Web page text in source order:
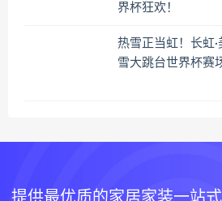
界杯狂欢！
热雪正当虹！长虹
雪大跳台世界杯赛
提供最优质的家居家装一站